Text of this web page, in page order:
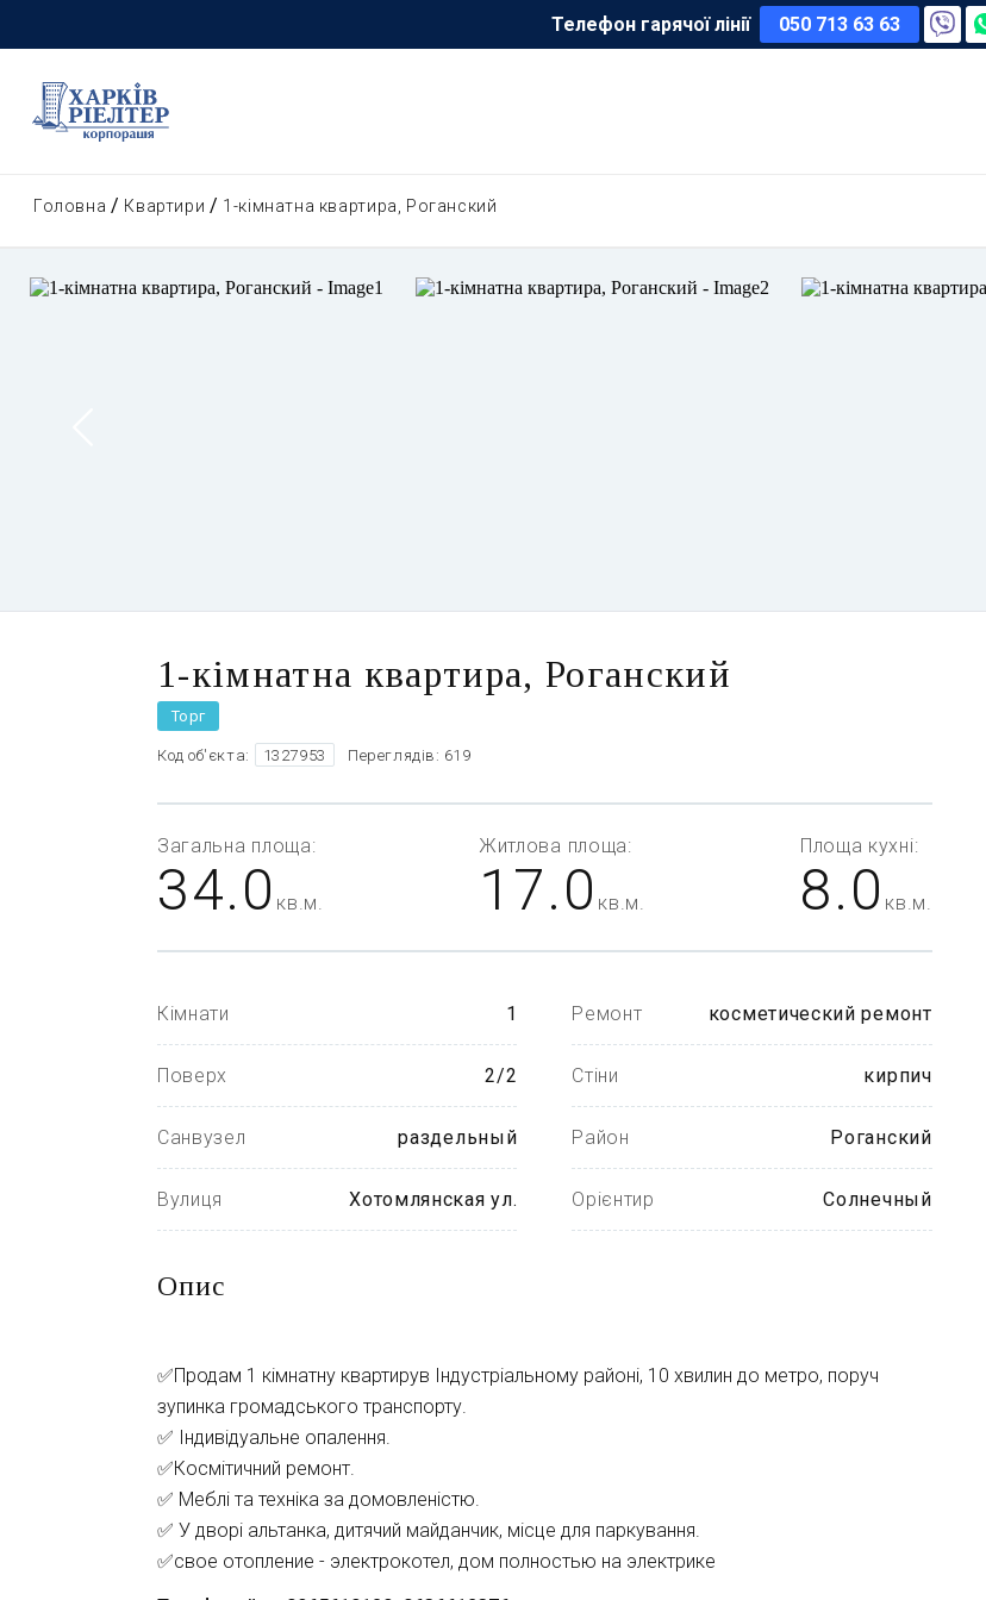
Телефон гарячої лінії 050 713 63 63
Головна Квартири 1-кімнатна квартира, Роганский
1-кімнатна квартира, Роганский
Торг
Код об'єкта: 1327953 Переглядів: 619
Загальна площа:
34.0 кв.м.
Житлова площа:
17.0 кв.м.
Площа кухні:
8.0 кв.м.
Кімнати 1
Поверх 2/2
Санвузел раздельный
Вулиця Хотомлянская ул.
Ремонт косметический ремонт
Стіни кирпич
Район Роганский
Орієнтир Солнечный
Опис
✅Продам 1 кімнатну квартирув Індустріальному районі, 10 хвилин до метро, ​​поруч
зупинка громадського транспорту.
✅ Індивідуальне опалення.
✅Космітичний ремонт.
✅ Меблі та техніка за домовленістю.
✅ У дворі альтанка, дитячий майданчик, місце для паркування.
✅свое отопление - электрокотел, дом полностью на электрике